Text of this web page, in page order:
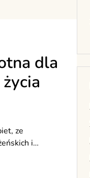
dla
ze
i…